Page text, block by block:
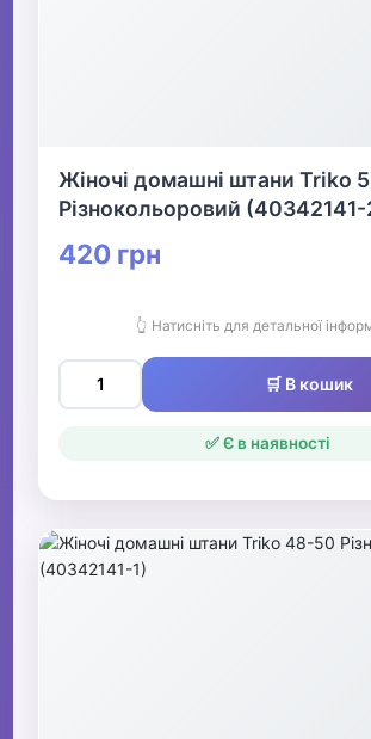
Жіночі домашні штани Triko
Різнокольоровий (40342141-
420 грн
👆 Натисніть для детальної
🛒 В кошик
✅ Є в наявності